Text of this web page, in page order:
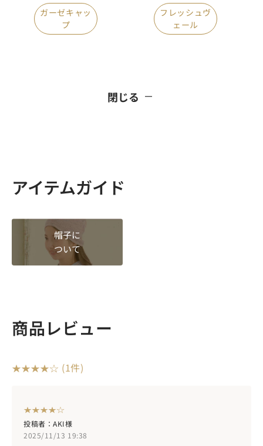
ガーゼキャッ
プ
フレッシュヴ
ェール
閉じる
アイテムガイド
帽子に
ついて
商品レビュー
(1件)
投稿者：AKI様
2025/11/13 19:38